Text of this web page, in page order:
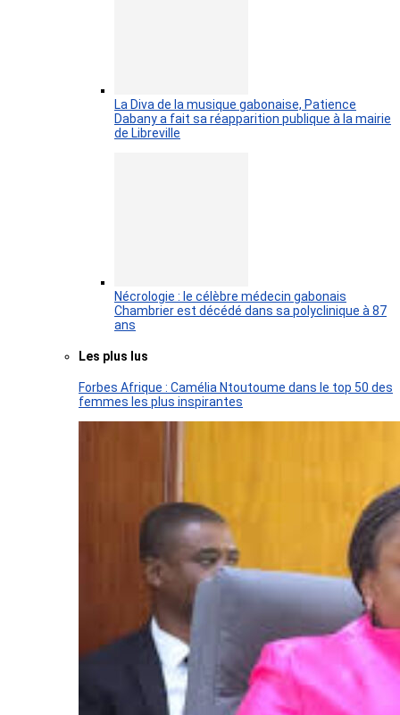
La Diva de la musique gabonaise, Patience
Dabany a fait sa réapparition publique à la mairie
de Libreville
Nécrologie : le célèbre médecin gabonais
Chambrier est décédé dans sa polyclinique à 87
ans
Les plus lus
Forbes Afrique : Camélia Ntoutoume dans le top 50 des
femmes les plus inspirantes